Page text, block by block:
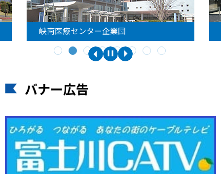
峡南医療センター企業団
バナー広告